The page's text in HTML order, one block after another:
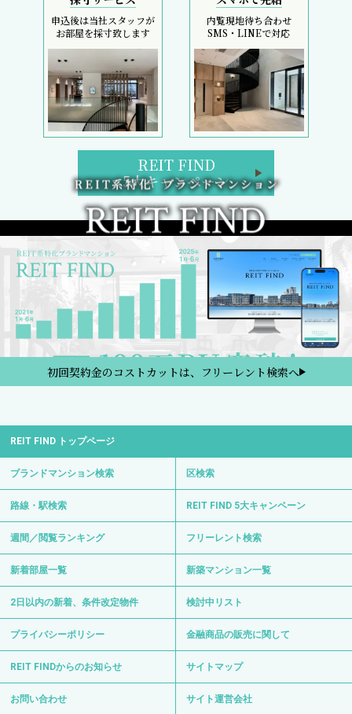
申込後は当社スタッフが
お部屋を採寸致します
内覧現地待ち合わせ
SMS・LINEで対応
REIT FIND
5大キャンペーン
初回契約金のコストカットは、フリーレント検索へ
REIT FIND トップページ
ブランドマンション検索 区検索
路線・駅検索 REIT FIND 5大キャンペーン
週間／閲覧ランキング フリーレント検索
新着部屋一覧 新築マンション一覧
2日以内の新着、条件改定物件 検討中リスト
プライバシーポリシー 金融商品の販売に関して
REIT FINDからのお知らせ サイトマップ
お問い合わせ サイト運営会社